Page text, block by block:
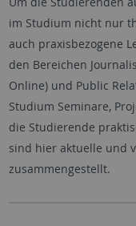
im Studium nicht nur
auch praxisbezogene
den Bereichen
Online) und Public
Studium Seminare,
die Studierende
sind hier aktuelle und
zusammengestellt.